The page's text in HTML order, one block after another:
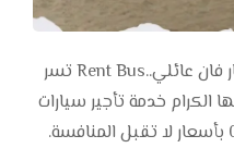
تأجير سيارات عائلية بالقاهرة أيجار فان عائلي..Rent Bus تسر
الكرام خدمة تأجير سيارات
عائلية وVIP في مصر01101727711 بأسعار لا تقبل المنافسة.